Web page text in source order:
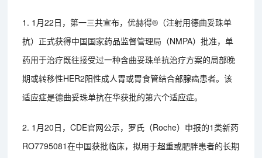
1. 1月22日，第一三共宣布，优赫得®（注射用德曲妥珠单
抗）正式获得中国国家药品监督管理局（NMPA）批准，单
药用于治疗既往接受过一种含曲妥珠单抗治疗方案的局部晚
期或转移性HER2阳性成人胃或胃食管结合部腺癌患者。该
适应症是德曲妥珠单抗在华获批的第六个适应症。
2. 1月20日，CDE官网公示，罗氏（Roche）申报的1类新药
RO7795081在中国获批临床，拟用于超重或肥胖患者的长期